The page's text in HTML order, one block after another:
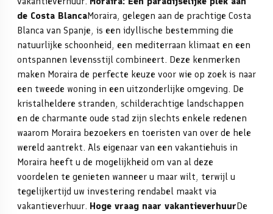
de Costa BlancaMoraira, gelegen aan de prachtige Costa
Blanca van Spanje, is een idyllische bestemming die
natuurlijke schoonheid, een mediterraan klimaat en een
ontspannen levensstijl combineert. Deze kenmerken
maken Moraira de perfecte keuze voor wie op zoek is naar
een tweede woning in een uitzonderlijke omgeving. De
kristalheldere stranden, schilderachtige landschappen
en de charmante oude stad zijn slechts enkele redenen
waarom Moraira bezoekers en toeristen van over de hele
wereld aantrekt. Als eigenaar van een vakantiehuis in
Moraira heeft u de mogelijkheid om van al deze
voordelen te genieten wanneer u maar wilt, terwijl u
tegelijkertijd uw investering rendabel maakt via
vakantieverhuur. Hoge vraag naar vakantieverhuurDe